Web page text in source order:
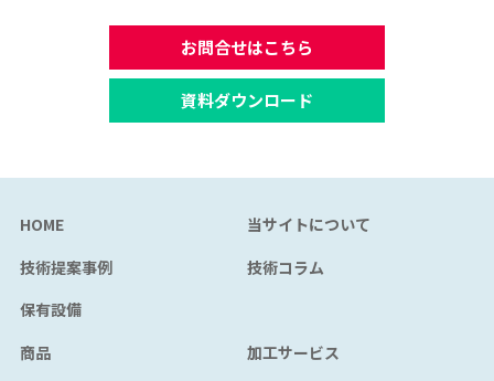
お問合せはこちら
資料ダウンロード
HOME
当サイトについて
技術提案事例
技術コラム
保有設備
商品
加工サービス